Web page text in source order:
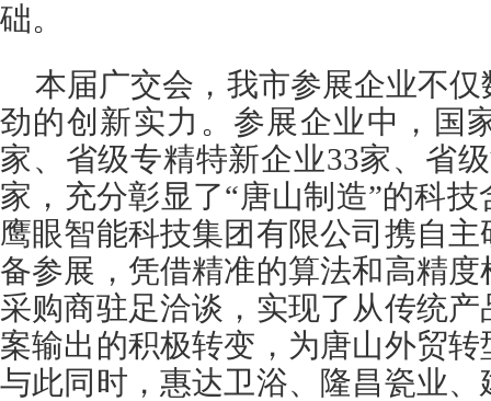
础。
本届广交会，我市参展企业不
劲的创新实力。参展企业中，国
家、省级专精特新企业33家、省
家，充分彰显了“唐山制造”的科
鹰眼智能科技集团有限公司携自
备参展，凭借精准的算法和高精
采购商驻足洽谈，实现了从传统
案输出的积极转变，为唐山外贸
与此同时，惠达卫浴、隆昌瓷业